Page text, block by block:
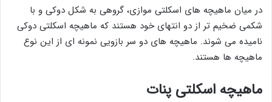
در میان ماهیچه های اسکلتی موازی، گروهی به شکل دوکی و با
شکمی ضخیم تر از دو انتهای خود هستند که ماهیچه اسکلتی دوکی
نامیده می شوند. ماهیچه های دو سر بازویی نمونه ای از این نوع
ماهیچه ها هستند.
ماهیچه اسکلتی پنات